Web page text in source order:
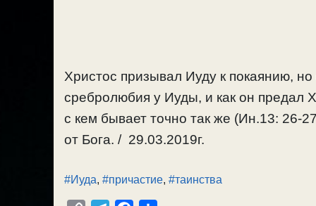
Христос призывал Иуду к покаянию,
сребролюбия у Иуды, и как он предал
с кем бывает точно так же (Ин.13: 26-
от Бога. / 29.03.2019г.
#Иуда, #причастие, #таинства